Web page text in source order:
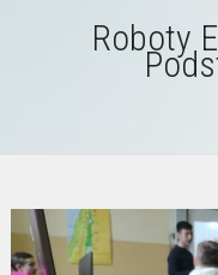
Roboty